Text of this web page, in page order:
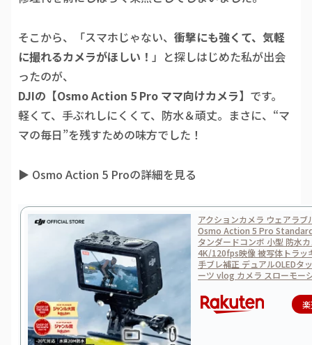
そこから、「スマホじゃない、 衝撃にも強くて、気軽
に撮れるカメラがほしい！ 」と探しはじめた私が出会
ったのが、
DJIの【Osmo Action 5 Pro ママ向けカメラ】 です。
軽くて、手ぶれしにくくて、防水＆頑丈。まさに、“マ
マの毎日”を残すための味方でした！
▶︎ Osmo Action 5 Proの詳細を見る
アクションカメラ ウェアラブ
Osmo Action 5 Pro
タンダードコンボ 小型 防水
4K/120fps映像 被写体トラッ
手ブレ補正 デュアルOLEDタ
ーツ vlog カメラ スローモー